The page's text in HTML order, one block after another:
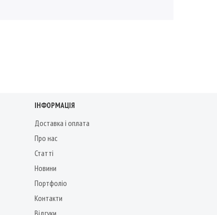
ІНФОРМАЦІЯ
Доставка і оплата
Про нас
Статті
Новини
Портфоліо
Контакти
Відгуки